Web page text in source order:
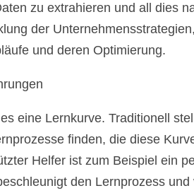
zu extrahieren und all dies
der
und deren Optimierung.
eine Lernkurve. Traditionell
finden, die diese
Helfer ist zum Beispiel ein
den Lernprozess